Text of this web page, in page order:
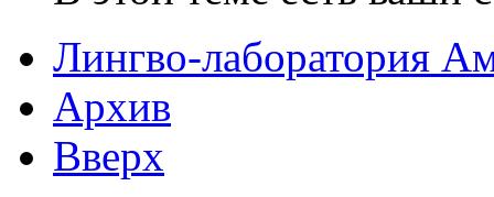
Лингво-лаборатория
Архив
Вверх